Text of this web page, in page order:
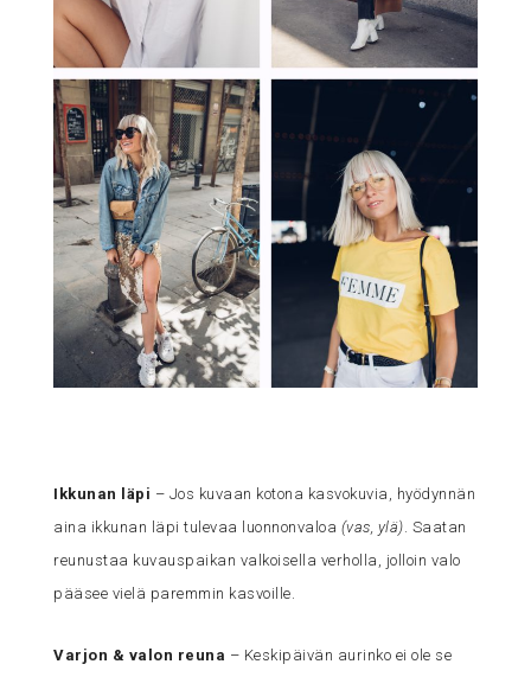
Ikkunan läpi – Jos kuvaan kotona kasvokuvia, hyödynnän
aina ikkunan läpi tulevaa luonnonvaloa (vas, ylä) . Saatan
reunustaa kuvauspaikan valkoisella verholla, jolloin valo
pääsee vielä paremmin kasvoille.
Varjon & valon reuna – Keskipäivän aurinko ei ole se